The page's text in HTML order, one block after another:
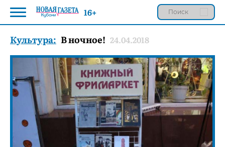
Культура: В ночное! 24.04.2018
16+